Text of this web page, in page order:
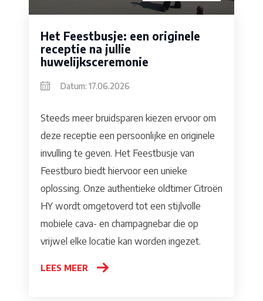
Het Feestbusje: een originele
receptie na jullie
huwelijksceremonie
Datum: 17.06.2026
Steeds meer bruidsparen kiezen ervoor om
deze receptie een persoonlijke en originele
invulling te geven. Het Feestbusje van
Feestburo biedt hiervoor een unieke
oplossing. Onze authentieke oldtimer Citroën
HY wordt omgetoverd tot een stijlvolle
mobiele cava- en champagnebar die op
vrijwel elke locatie kan worden ingezet.
LEES MEER